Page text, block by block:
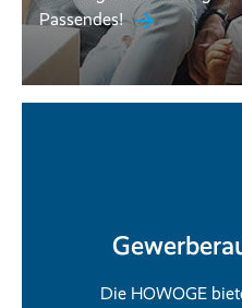
Passendes!
Die HOWOGE